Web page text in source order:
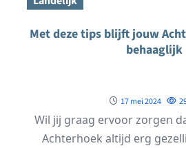
Met deze tips blijft jouw
behaaglijk
17 mei 2024
Wil jij graag ervoor zorgen
Achterhoek altijd erg